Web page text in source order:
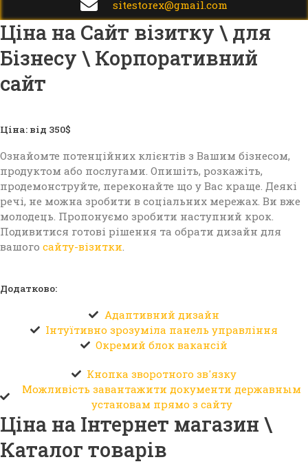
sitestorex@gmail.com
Ціна на Сайт візитку \ для
Бізнесу \ Корпоративний
сайт
Ціна: від 350$
Ознайомте потенційних клієнтів з Вашим бізнесом,
продуктом або послугами. Опишіть, розкажіть,
продемонструйте, переконайте що у Вас краще. Деякі
речі, не можна зробити в соціальних мережах. Ви вже
молодець. Пропонуємо зробити наступний крок.
Подивитися готові рішення та обрати дизайн для
вашого сайту-візитки.
Додатково:
Адаптивний дизайн
Інтуїтивно зрозуміла панель управління
Окремий блок вакансій
Кнопка зворотного зв'язку
Можливість завантажити документи державным
установам прямо з сайту
Ціна на Інтернет магазин \
Каталог товарів